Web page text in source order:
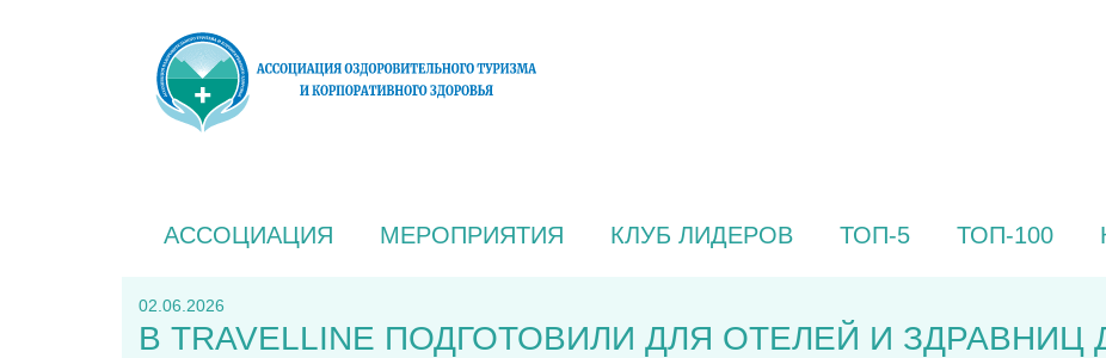
АССОЦИАЦИЯ МЕРОПРИЯТИЯ КЛУБ ЛИДЕРОВ ТОП-5 ТОП-100
02.06.2026
В TRAVELLINE ПОДГОТОВИЛИ ДЛЯ ОТЕЛЕЙ И